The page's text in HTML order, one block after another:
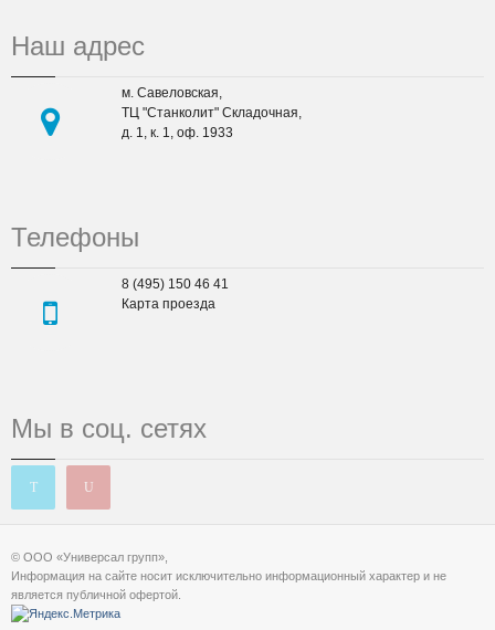
Наш адрес
м. Савеловская,
ТЦ "Станколит" Складочная,
д. 1, к. 1, оф. 1933
Телефоны
8 (495) 150 46 41
Карта проезда
Мы в соц. сетях
© ООО «Универсал групп»,
Информация на сайте носит исключительно информационный характер и не
является публичной офертой.